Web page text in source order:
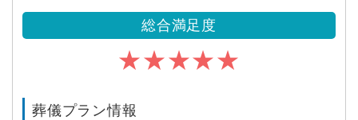
総合満足度
★★★★★
葬儀プラン情報